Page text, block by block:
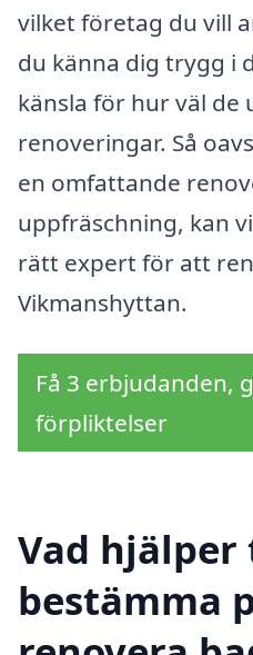
vilket företag du vill
du känna dig trygg i
känsla för hur väl de
renoveringar. Så
en omfattande
uppfräschning, kan
rätt expert för att
Vikmanshyttan.
Få 3 erbjudanden,
förpliktelser
Vad
bestämma